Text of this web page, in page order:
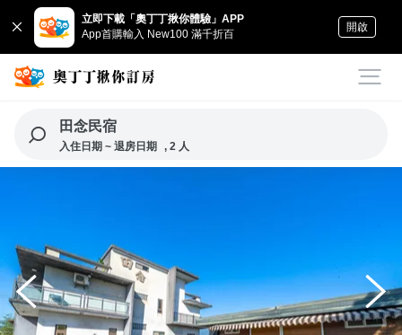
立即下載「奧丁丁揪你體驗」APP
App首購輸入 New100 滿千折百
開啟
田念民宿
入住日期 ~ 退房日期 , 2 人